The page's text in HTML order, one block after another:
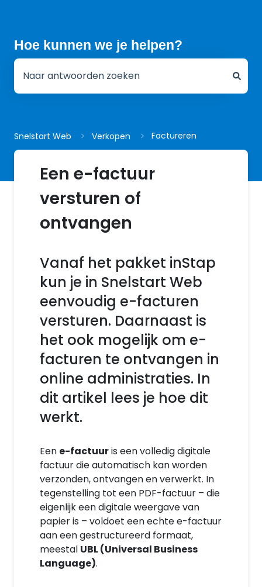
Hoe kunnen we je helpen?
Snelstart Web Verkopen Factureren
Een e-factuur
versturen of
ontvangen
Vanaf het pakket inStap
kun je in Snelstart Web
eenvoudig e-facturen
versturen. Daarnaast is
het ook mogelijk om e-
facturen te ontvangen in
online administraties. In
dit artikel lees je hoe dit
werkt.
Een e-factuuris een volledig digitale
factuur die automatisch kan worden
verzonden, ontvangen en verwerkt. In
tegenstelling tot een PDF-factuur – die
eigenlijk een digitale weergave van
papier is – voldoet een echte e-factuur
aan een gestructureerd formaat,
meestal UBL (Universal Business
Language).